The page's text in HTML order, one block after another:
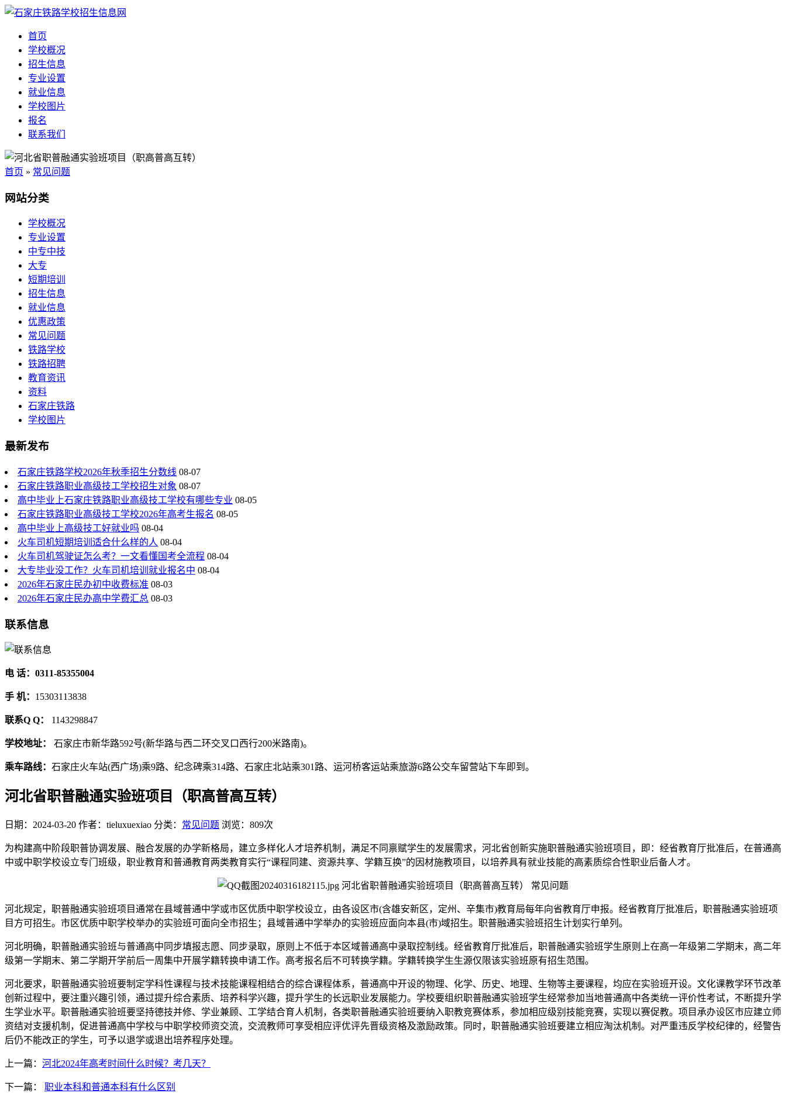
首页
学校概况
招生信息
专业设置
就业信息
学校图片
报名
联系我们
首页 » 常见问题
网站分类
学校概况
专业设置
中专中技
大专
短期培训
招生信息
就业信息
优惠政策
常见问题
铁路学校
铁路招聘
教育资讯
资料
石家庄铁路
学校图片
最新发布
石家庄铁路学校2026年秋季招生分数线 08-07
石家庄铁路职业高级技工学校招生对象 08-07
高中毕业上石家庄铁路职业高级技工学校有哪些专业 08-05
石家庄铁路职业高级技工学校2026年高考生报名 08-05
高中毕业上高级技工好就业吗 08-04
火车司机短期培训适合什么样的人 08-04
火车司机驾驶证怎么考？一文看懂国考全流程 08-04
大专毕业没工作？火车司机培训就业报名中 08-04
2026年石家庄民办初中收费标准 08-03
2026年石家庄民办高中学费汇总 08-03
联系信息
电 话：0311-85355004
手 机： 15303113838
联系Q Q： 1143298847
学校地址： 石家庄市新华路592号(新华路与西二环交叉口西行200米路南)。
乘车路线： 石家庄火车站(西广场)乘9路、纪念碑乘314路、石家庄北站乘301路、运河桥客运站乘旅游6路公交车留营站下车即到。
河北省职普融通实验班项目（职高普高互转）
日期：2024-03-20 作者：tieluxuexiao 分类： 常见问题 浏览：809次
为构建高中阶段职普协调发展、融合发展的办学新格局，建立多样化人才培养机制，满足不同禀赋学生的发展需求，河北省创新实施职普融通实验班项目，即：经省教育厅批准后，在普通高
中或中职学校设立专门班级，职业教育和普通教育两类教育实行“课程同建、资源共享、学籍互换”的因材施教项目，以培养具有就业技能的高素质综合性职业后备人才。
河北规定，职普融通实验班项目通常在县域普通中学或市区优质中职学校设立，由各设区市(含雄安新区，定州、辛集市)教育局每年向省教育厅申报。经省教育厅批准后，职普融通实验班项
目方可招生。市区优质中职学校举办的实验班可面向全市招生；县域普通中学举办的实验班应面向本县(市)域招生。职普融通实验班招生计划实行单列。
河北明确，职普融通实验班与普通高中同步填报志愿、同步录取，原则上不低于本区域普通高中录取控制线。经省教育厅批准后，职普融通实验班学生原则上在高一年级第二学期末，高二年
级第一学期末、第二学期开学前后一周集中开展学籍转换申请工作。高考报名后不可转换学籍。学籍转换学生生源仅限该实验班原有招生范围。
河北要求，职普融通实验班要制定学科性课程与技术技能课程相结合的综合课程体系，普通高中开设的物理、化学、历史、地理、生物等主要课程，均应在实验班开设。文化课教学环节改革
创新过程中，要注重兴趣引领，通过提升综合素质、培养科学兴趣，提升学生的长远职业发展能力。学校要组织职普融通实验班学生经常参加当地普通高中各类统一评价性考试，不断提升学
生学业水平。职普融通实验班要坚持德技并修、学业兼顾、工学结合育人机制，各类职普融通实验班要纳入职教竞赛体系，参加相应级别技能竞赛，实现以赛促教。项目承办设区市应建立师
资结对支援机制，促进普通高中学校与中职学校师资交流，交流教师可享受相应评优评先晋级资格及激励政策。同时，职普融通实验班要建立相应淘汰机制。对严重违反学校纪律的，经警告
后仍不能改正的学生，可予以退学或退出培养程序处理。
上一篇： 河北2024年高考时间什么时候？考几天？
下一篇： 职业本科和普通本科有什么区别